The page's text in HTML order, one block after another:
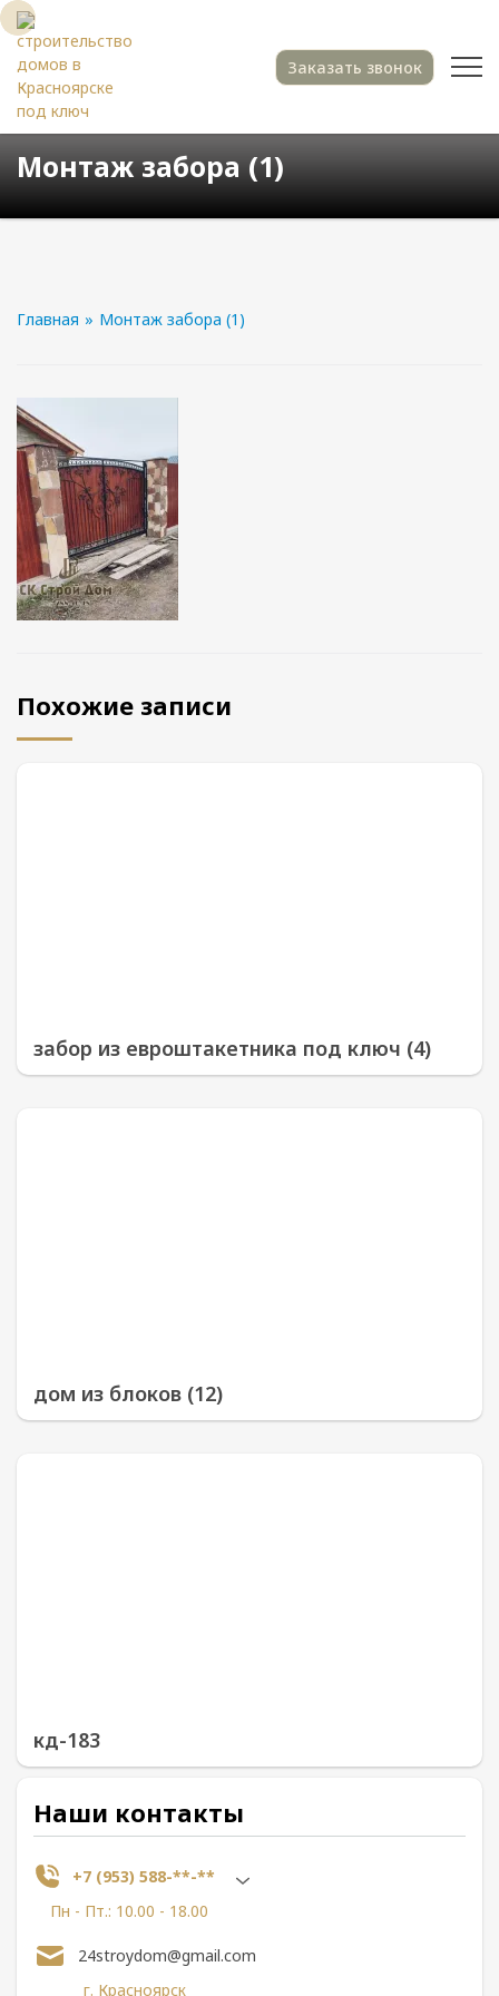
Заказать звонок
Монтаж забора (1)
Главная » Монтаж забора (1)
Похожие записи
забор из евроштакетника под ключ (4)
дом из блоков (12)
кд-183
Наши контакты
+7 (953) 588-**-**
Пн - Пт.: 10.00 - 18.00
г. Красноярск
24stroydom@gmail.com